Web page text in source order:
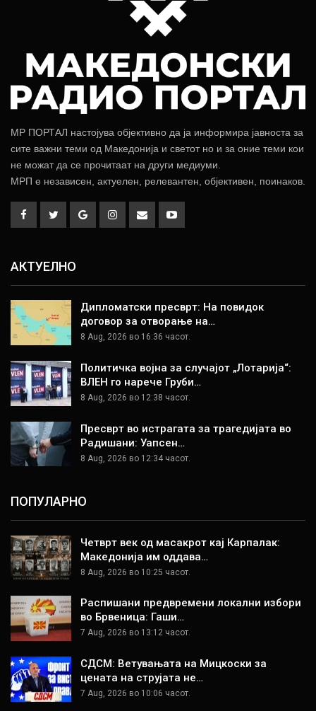
МР ПОРТАЛ настојува објективно да ја информира јавноста за
сите важни теми од Македонија и светот но и за оние теми кои
не можат да се прочитаат на други медиуми.
МРП е независен, актуелен, релевантен, објективен, поинаков.
АКТУЕЛНО
Дипломатски пресврт: На повидок
договор за отворање на…
8 Aug, 2026 во 16:36 часот.
Политичка војна за случајот „Лотарија“:
ВЛЕН го нарече Груби…
8 Aug, 2026 во 12:38 часот.
Пресврт во истрагата за трагедијата во
Радишани: Уапсен…
8 Aug, 2026 во 12:34 часот.
ПОПУЛАРНО
Четврт век од масакрот кај Карпалак:
Македонија им оддава…
8 Aug, 2026 во 10:25 часот.
Распишани предвремени локални избори
во Брвеница: Гаши…
7 Aug, 2026 во 13:12 часот.
СДСМ: Ветувањата на Мицкоски за
цената на струјата не…
7 Aug, 2026 во 10:06 часот.